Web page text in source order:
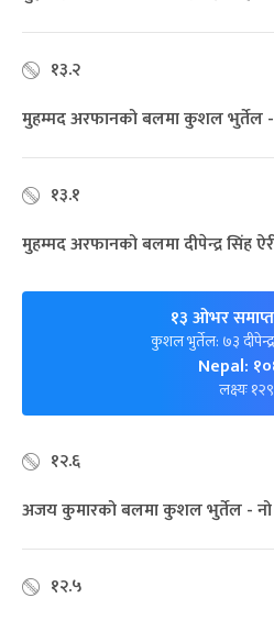
१३.२
मुहम्मद अरफानको बलमा कुशल भुर्तेल
१३.१
मुहम्मद अरफानको बलमा दीपेन्द्र सिंह
१३ ओभर समाप्त
कुशल भुर्तेल: ७३
Nepal:
लक्ष्यः १२९
१२.६
अजय कुमारको बलमा कुशल भुर्तेल -
१२.५